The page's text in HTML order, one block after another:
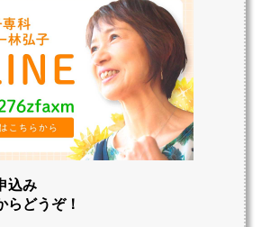
込み
らどうぞ！